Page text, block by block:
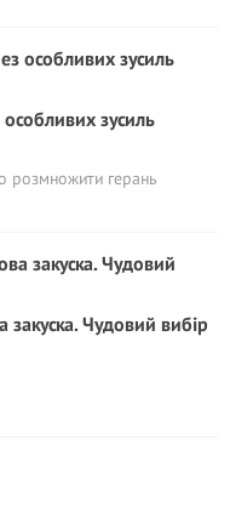
особливих зусиль
розмножити герань
закуска. Чудовий вибір